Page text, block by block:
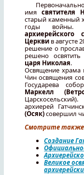
Первоначально
имясвятителя
старый каменный
годы войны.
архиерейского
Церкви в августе
решение о
решено
царя Николая.
Освящение храма
Чин освящения
Государева
Маркелл
архиерей
(Осяк)совершил
Смотрите также
Создание
Великое